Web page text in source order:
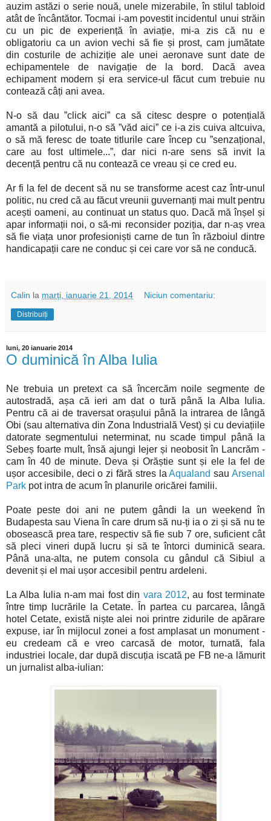
auzim astăzi o serie nouă, unele mizerabile, în stilul tabloid
atât de încântător. Tocmai i-am povestit incidentul unui străin
cu un pic de experiență în aviație, mi-a zis că nu e
obligatoriu ca un avion vechi să fie și prost, cam jumătate
din costurile de achiziție ale unei aeronave sunt date de
echipamentele de navigație de la bord. Dacă avea
echipament modern și era service-ul făcut cum trebuie nu
contează câți ani avea.
N-o să dau ”click aici” ca să citesc despre o potențială
amantă a pilotului, n-o să ”văd aici” ce i-a zis cuiva altcuiva,
o să mă feresc de toate titlurile care încep cu ”senzațional,
care au fost ultimele...”, dar nici n-are sens să invit la
decență pentru că nu contează ce vreau și ce cred eu.
Ar fi la fel de decent să nu se transforme acest caz într-unul
politic, nu cred că au făcut vreunii guvernanți mai mult pentru
acești oameni, au continuat un status quo. Dacă mă înșel și
apar informații noi, o să-mi reconsider poziția, dar n-aș vrea
să fie viața unor profesioniști carne de tun în războiul dintre
handicapații care ne conduc și cei care vor să ne conducă.
Calin la marți, ianuarie 21, 2014 Niciun comentariu:
Distribuiți
luni, 20 ianuarie 2014
O duminică în Alba Iulia
Ne trebuia un pretext ca să încercăm noile segmente de
autostradă, așa că ieri am dat o tură până la Alba Iulia.
Pentru că ai de traversat orașului până la intrarea de lângă
Obi (sau alternativa din Zona Industrială Vest) și cu deviațiile
datorate segmentului neterminat, nu scade timpul până la
Sebeș foarte mult, însă ajungi lejer și neobosit în Lancrăm -
cam în 40 de minute. Deva și Orăștie sunt și ele la fel de
ușor accesibile, deci o zi fără stres laAqualand sauArsenal
Park pot intra de acum în planurile oricărei familii.
Poate peste doi ani ne putem gândi la un weekend în
Budapesta sau Viena în care drum să nu-ți ia o zi și să nu te
obosească prea tare, respectiv să fie sub 7 ore, suficient cât
să pleci vineri după lucru și să te întorci duminică seara.
Până una-alta, ne putem consola cu gândul că Sibiul a
devenit și el mai ușor accesibil pentru ardeleni.
La Alba Iulia n-am mai fost din vara 2012, au fost terminate
între timp lucrările la Cetate. În partea cu parcarea, lângă
hotel Cetate, există niște alei noi printre zidurile de apărare
expuse, iar în mijlocul zonei a fost amplasat un monument -
eu credeam că e vreo carcasă de motor, turnată, fala
industriei locale, dar după discuția iscată pe FB ne-a lămurit
un jurnalist alba-iulian: